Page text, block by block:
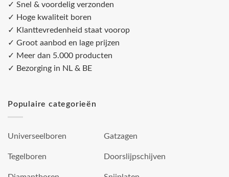
✓ Snel & voordelig verzonden
✓ Hoge kwaliteit boren
✓ Klanttevredenheid staat voorop
✓ Groot aanbod en lage prijzen
✓ Meer dan 5.000 producten
✓ Bezorging in NL & BE
Populaire categorieën
Universeelboren
Tegelboren
Gatzagen
Doorslijpschijven